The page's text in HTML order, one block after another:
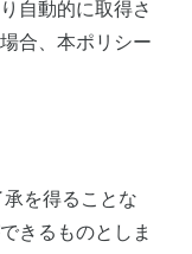
自動的に取得さ
合、本ポリシー
承を得ることな
きるものとしま